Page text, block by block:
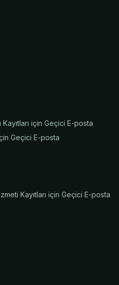
için Geçici E-posta
Geçici E-posta
Kayıtları için Geçici E-posta